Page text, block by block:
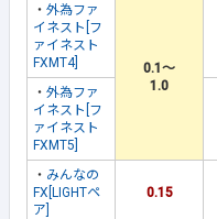
・ 外為ファ
イネスト[フ
ァイネスト
FXMT4]
0.1～
1.0
・ 外為ファ
イネスト[フ
ァイネスト
FXMT5]
・ みんなの
FX[LIGHTペ
ア]
0.15